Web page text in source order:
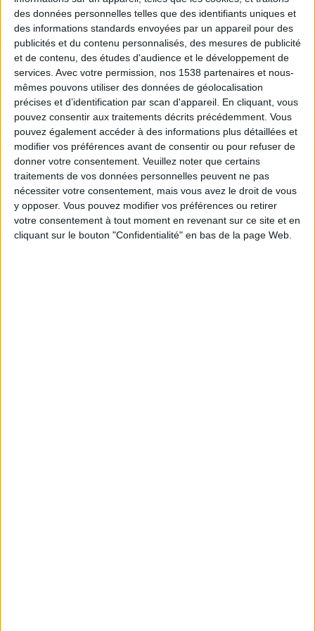
des données personnelles telles que des identifiants uniques et
des informations standards envoyées par un appareil pour des
publicités et du contenu personnalisés, des mesures de publicité
et de contenu, des études d'audience et le développement de
services. Avec votre permission, nos 1538 partenaires et nous-
mêmes pouvons utiliser des données de géolocalisation
précises et d’identification par scan d'appareil. En cliquant, vous
pouvez consentir aux traitements décrits précédemment. Vous
pouvez également accéder à des informations plus détaillées et
modifier vos préférences avant de consentir ou pour refuser de
donner votre consentement. Veuillez noter que certains
traitements de vos données personnelles peuvent ne pas
nécessiter votre consentement, mais vous avez le droit de vous
y opposer. Vous pouvez modifier vos préférences ou retirer
votre consentement à tout moment en revenant sur ce site et en
cliquant sur le bouton "Confidentialité" en bas de la page Web.
dois-je faire 48h à 900 kcal ?
18:30 Une reprise de poids dû à une rhinite ?
Combien de kilos souhaitez-vous perdre ?
Moins de
5 kilos
De 5 à 10
kilos
Plus de
10 kilos
Webinaires en direct Voir tout
Chaque semaine, posez vos questions en live
en participant à des vidéo-conférences avec